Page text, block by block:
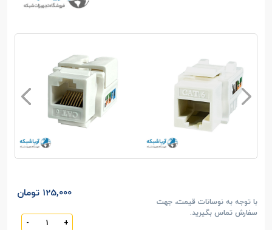
با توجه به نوسانات قیمت، جهت
سفارش تماس بگیرید.
125,000 تومان
+
-